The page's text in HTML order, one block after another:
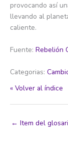
provocando así
llevando al
caliente.
Fuente: Rebelión
Categorias:
« Volver al índice
← Item del